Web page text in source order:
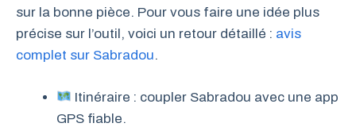
sur la bonne pièce. Pour vous faire une idée plus
précise sur l’outil, voici un retour détaillé : avis
complet sur Sabradou.
Itinéraire : coupler Sabradou avec une app
GPS fiable.